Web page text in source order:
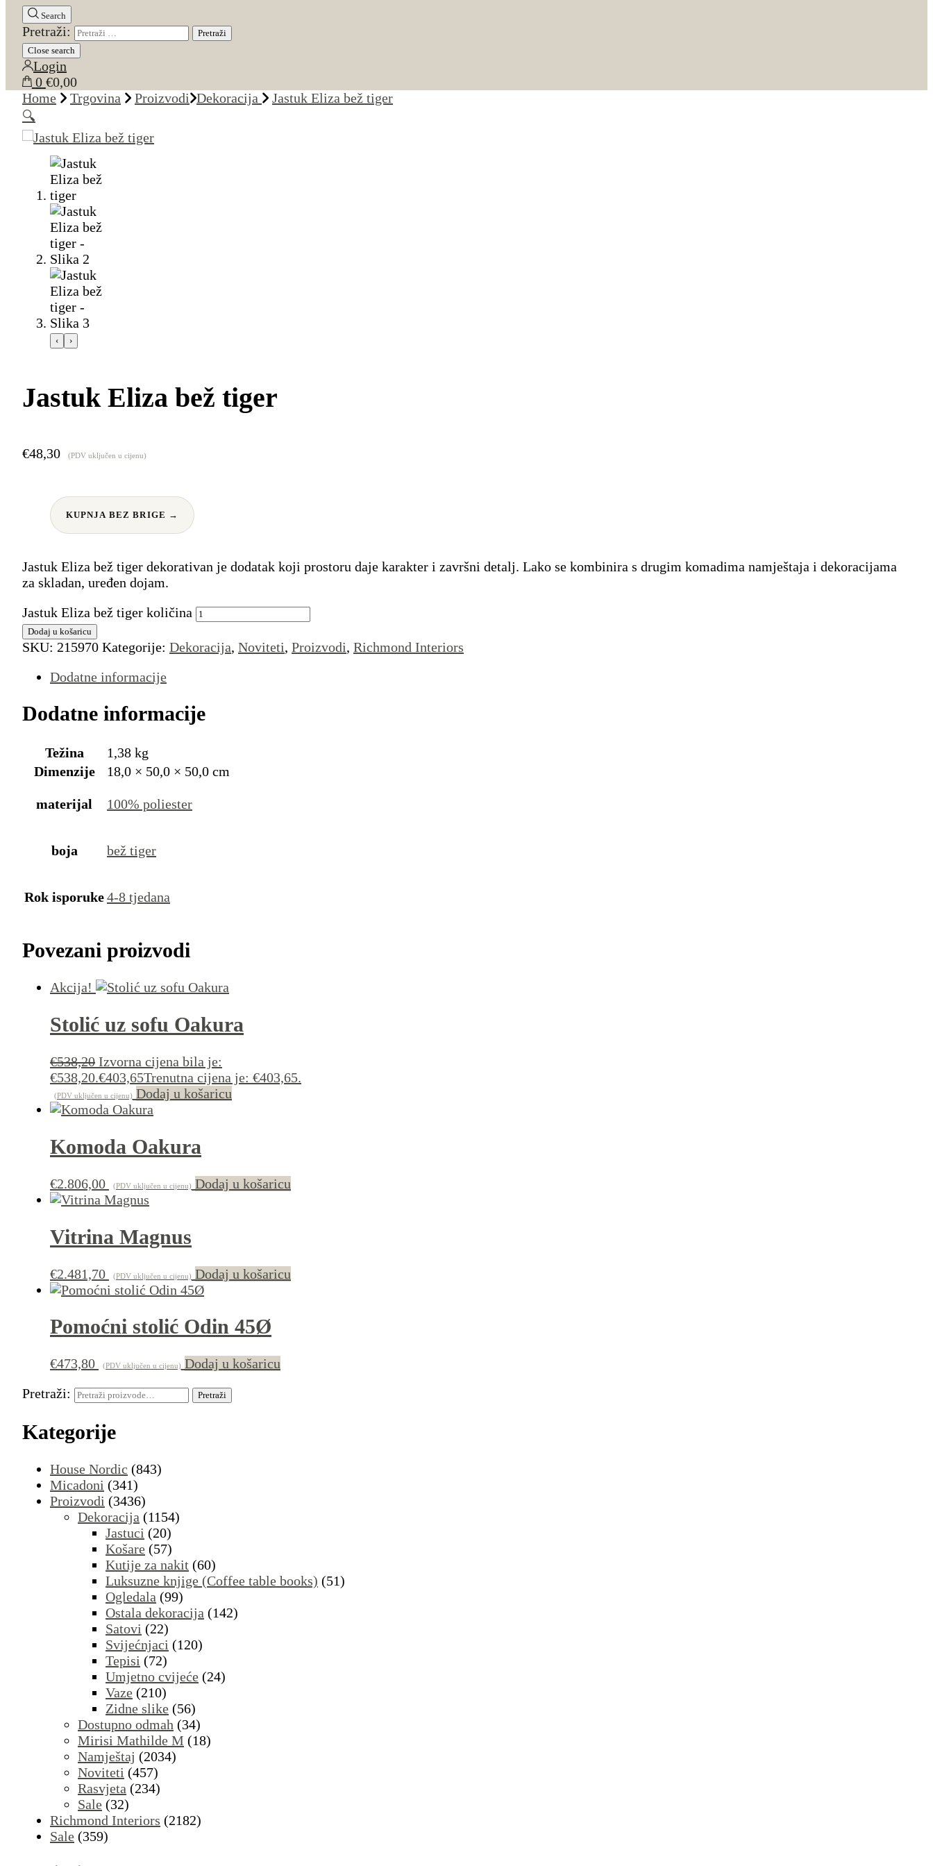
Search
Pretraži:
Close search
Login
0 €0,00
Home
Trgovina Proizvodi Dekoracija
Jastuk Eliza bež tiger
🔍
‹ ›
Jastuk Eliza bež tiger
€48,30 (PDV uključen u cijenu)
KUPNJA BEZ BRIGE →
Jastuk Eliza bež tiger dekorativan je dodatak koji prostoru daje karakter i završni detalj. Lako se kombinira s drugim komadima namještaja i dekoracijama
za skladan, uređen dojam.
Jastuk Eliza bež tiger količina
Dodaj u košaricu
SKU: 215970 Kategorije: Dekoracija, Noviteti, Proizvodi, Richmond Interiors
Dodatne informacije
Dodatne informacije
Težina
1,38 kg
Dimenzije
18,0 × 50,0 × 50,0 cm
materijal 100% poliester
boja bež tiger
Rok isporuke4-8 tjedana
Povezani proizvodi
Akcija!
Stolić uz sofu Oakura
€538,20 Izvorna cijena bila je:
€538,20.€403,65Trenutna cijena je: €403,65.
(PDV uključen u cijenu) Dodaj u košaricu
Komoda Oakura
€2.806,00 (PDV uključen u cijenu) Dodaj u košaricu
Vitrina Magnus
€2.481,70 (PDV uključen u cijenu) Dodaj u košaricu
Pomoćni stolić Odin 45Ø
€473,80 (PDV uključen u cijenu) Dodaj u košaricu
Pretraži:
Pretraži
Kategorije
House Nordic (843)
Micadoni (341)
Proizvodi (3436)
Dekoracija (1154)
Jastuci (20)
Košare (57)
Kutije za nakit (60)
Luksuzne knjige (Coffee table books) (51)
Ogledala (99)
Ostala dekoracija (142)
Satovi (22)
Svijećnjaci (120)
Tepisi (72)
Umjetno cvijeće (24)
Vaze (210)
Zidne slike (56)
Dostupno odmah (34)
Mirisi Mathilde M (18)
Namještaj (2034)
Noviteti (457)
Rasvjeta (234)
Sale (32)
Richmond Interiors (2182)
Sale (359)